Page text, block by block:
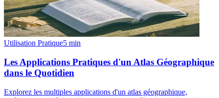
Utilisation Pratique5 min
Les Applications Pratiques d'un Atlas Géographique
dans le Quotidien
Explorez les multiples applications d'un atlas géographique,